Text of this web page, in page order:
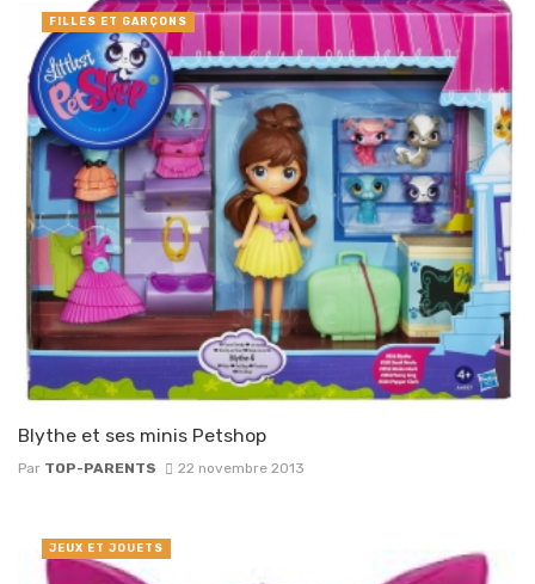
Blythe et ses minis Petshop
Par TOP-PARENTS 22 novembre 2013
FILLES ET GARÇONS
JEUX ET JOUETS